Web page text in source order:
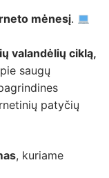
mėnesį.
valandėlių ciklą,
saugų
patyčių
, kuriame